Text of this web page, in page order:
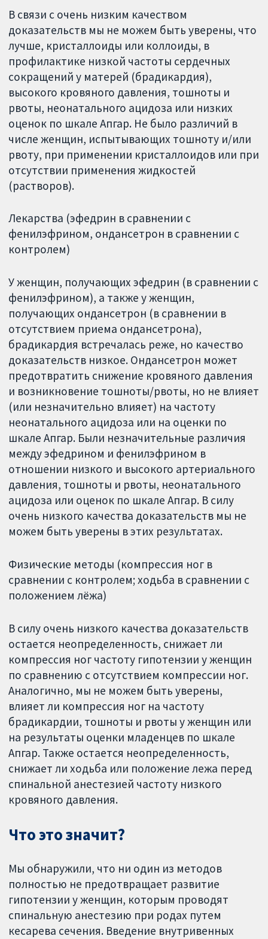
В связи с очень низким качеством
доказательств мы не можем быть уверены, что
лучше, кристаллоиды или коллоиды, в
профилактике низкой частоты сердечных
сокращений у матерей (брадикардия),
высокого кровяного давления, тошноты и
рвоты, неонатального ацидоза или низких
оценок по шкале Апгар. Не было различий в
числе женщин, испытывающих тошноту и/или
рвоту, при применении кристаллоидов или при
отсутствии применения жидкостей
(растворов).
Лекарства (эфедрин в сравнении с
фенилэфрином, ондансетрон в сравнении с
контролем)
У женщин, получающих эфедрин (в сравнении с
фенилэфрином), а также у женщин,
получающих ондансетрон (в сравнении в
отсутствием приема ондансетрона),
брадикардия встречалась реже, но качество
доказательств низкое. Ондансетрон может
предотвратить снижение кровяного давления
и возникновение тошноты/рвоты, но не влияет
(или незначительно влияет) на частоту
неонатального ацидоза или на оценки по
шкале Апгар. Были незначительные различия
между эфедрином и фенилэфрином в
отношении низкого и высокого артериального
давления, тошноты и рвоты, неонатального
ацидоза или оценок по шкале Апгар. В силу
очень низкого качества доказательств мы не
можем быть уверены в этих результатах.
Физические методы (компрессия ног в
сравнении с контролем; ходьба в сравнении с
положением лёжа)
В силу очень низкого качества доказательств
остается неопределенность, снижает ли
компрессия ног частоту гипотензии у женщин
по сравнению с отсутствием компрессии ног.
Аналогично, мы не можем быть уверены,
влияет ли компрессия ног на частоту
брадикардии, тошноты и рвоты у женщин или
на результаты оценки младенцев по шкале
Апгар. Также остается неопределенность,
снижает ли ходьба или положение лежа перед
спинальной анестезией частоту низкого
кровяного давления.
Что это значит?
Мы обнаружили, что ни один из методов
полностью не предотвращает развитие
гипотензии у женщин, которым проводят
спинальную анестезию при родах путем
кесарева сечения. Введение внутривенных